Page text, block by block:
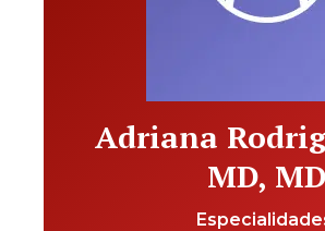
Adriana
MD, MD